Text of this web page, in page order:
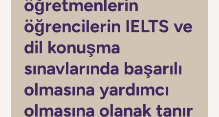
öğretmenlerin
öğrencilerin IELTS ve
dil konuşma
sınavlarında başarılı
olmasına yardımcı
olmasına olanak tanır